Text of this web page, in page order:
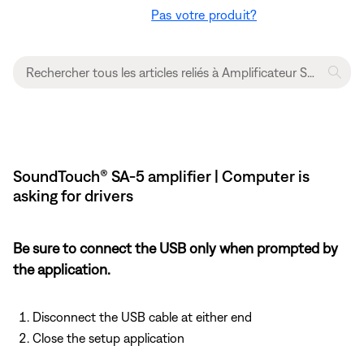
Pas votre produit?
SoundTouch® SA-5 amplifier | Computer is
asking for drivers
Be sure to connect the USB only when prompted by
the application.
Disconnect the USB cable at either end
Close the setup application